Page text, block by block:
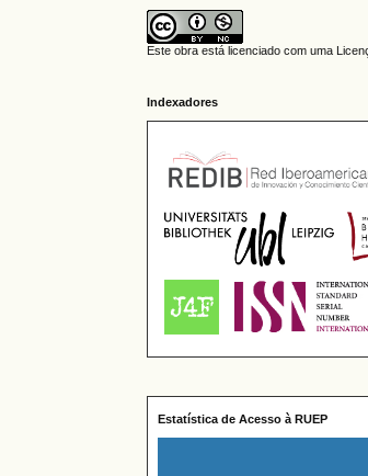
Este obra está licenciado com uma
Indexadores
Estatística de Acesso à RUEP